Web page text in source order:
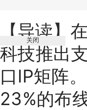
【导读】
科技推出
口IP矩阵
23%的布
关闭